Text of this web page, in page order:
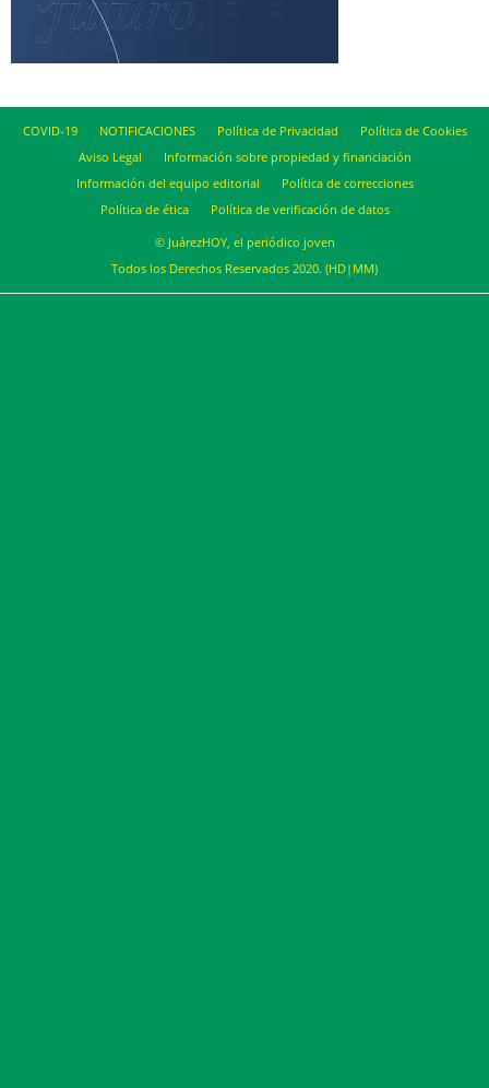
COVID-19 NOTIFICACIONES Política de Privacidad
Política de Cookies
Aviso Legal
Información sobre propiedad y financiación
Información del equipo editorial
Política de correcciones
Política de ética
Política de verificación de datos
© JuárezHOY, el periódico joven
Todos los Derechos Reservados 2020. (HD|MM)